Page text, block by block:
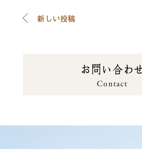
新しい投稿
Contact